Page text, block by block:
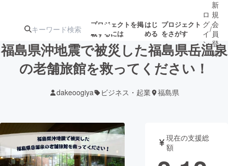
プロジェクトを掲
載するには
はじ
める
プロジェクト
をさがす
ターン
ジェクト
募集終了が近いプ
ロジェクト
アート・写真 音楽
テクノロジー・ガジェット ゲーム・サ
ロ
グ
イ
ン
/
新
規
会
員
登
録
福島県沖地震で被災した福島県岳温泉
の老舗旅館を救ってください！
dakeoogiya ビジネス・起業 福島県
現在の支援総
額